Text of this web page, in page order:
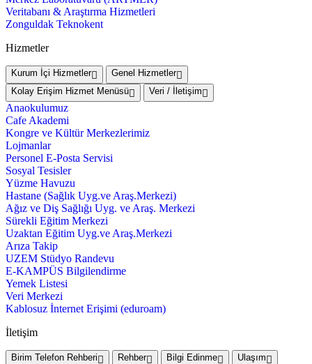
Veritabanı & Araştırma Hizmetleri
Zonguldak Teknokent
Hizmetler
Kurum İçi Hizmetler
Genel Hizmetler
Kolay Erişim Hizmet Menüsü
Veri / İletişim
Anaokulumuz
Cafe Akademi
Kongre ve Kültür Merkezlerimiz
Lojmanlar
Personel E-Posta Servisi
Sosyal Tesisler
Yüzme Havuzu
Hastane (Sağlık Uyg.ve Araş.Merkezi)
Ağız ve Diş Sağlığı Uyg. ve Araş. Merkezi
Sürekli Eğitim Merkezi
Uzaktan Eğitim Uyg.ve Araş.Merkezi
Arıza Takip
UZEM Stüdyo Randevu
E-KAMPÜS Bilgilendirme
Yemek Listesi
Veri Merkezi
Kablosuz İnternet Erişimi (eduroam)
İletişim
Birim Telefon Rehberi Rehber Bilgi Edinme Ulaşım